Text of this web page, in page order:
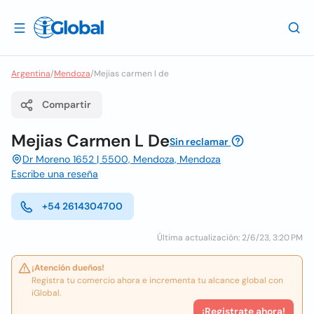
Argentina/Mendoza/Mejias carmen l de
Compartir
Mejias Carmen L DeSin reclamar
Dr Moreno 1652 | 5500, Mendoza, Mendoza
Escribe una reseña
+54 2614304700
Última actualización: 2/6/23, 3:20 PM
¡Atención dueños!
Registra tu comercio ahora e incrementa tu alcance global con
iGlobal.
¡Registrate ahora!